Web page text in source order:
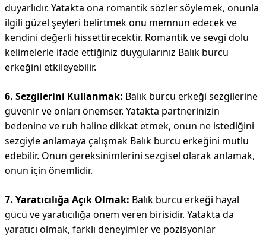
duyarlıdır. Yatakta ona romantik sözler söylemek, onunla
ilgili güzel şeyleri belirtmek onu memnun edecek ve
kendini değerli hissettirecektir. Romantik ve sevgi dolu
kelimelerle ifade ettiğiniz duygularınız Balık burcu
erkeğini etkileyebilir.
6. Sezgilerini Kullanmak: Balık burcu erkeği sezgilerine
güvenir ve onları önemser. Yatakta partnerinizin
bedenine ve ruh haline dikkat etmek, onun ne istediğini
sezgiyle anlamaya çalışmak Balık burcu erkeğini mutlu
edebilir. Onun gereksinimlerini sezgisel olarak anlamak,
onun için önemlidir.
7. Yaratıcılığa Açık Olmak: Balık burcu erkeği hayal
gücü ve yaratıcılığa önem veren birisidir. Yatakta da
yaratıcı olmak, farklı deneyimler ve pozisyonlar